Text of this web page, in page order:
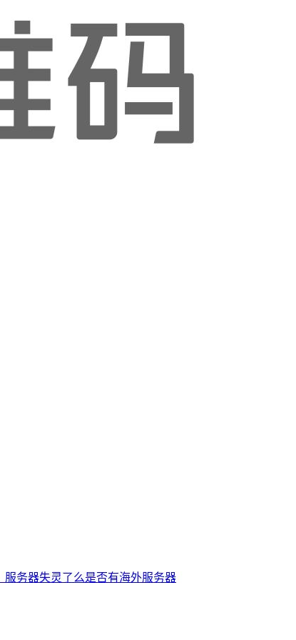
服务器失灵了么是否有海外服务器